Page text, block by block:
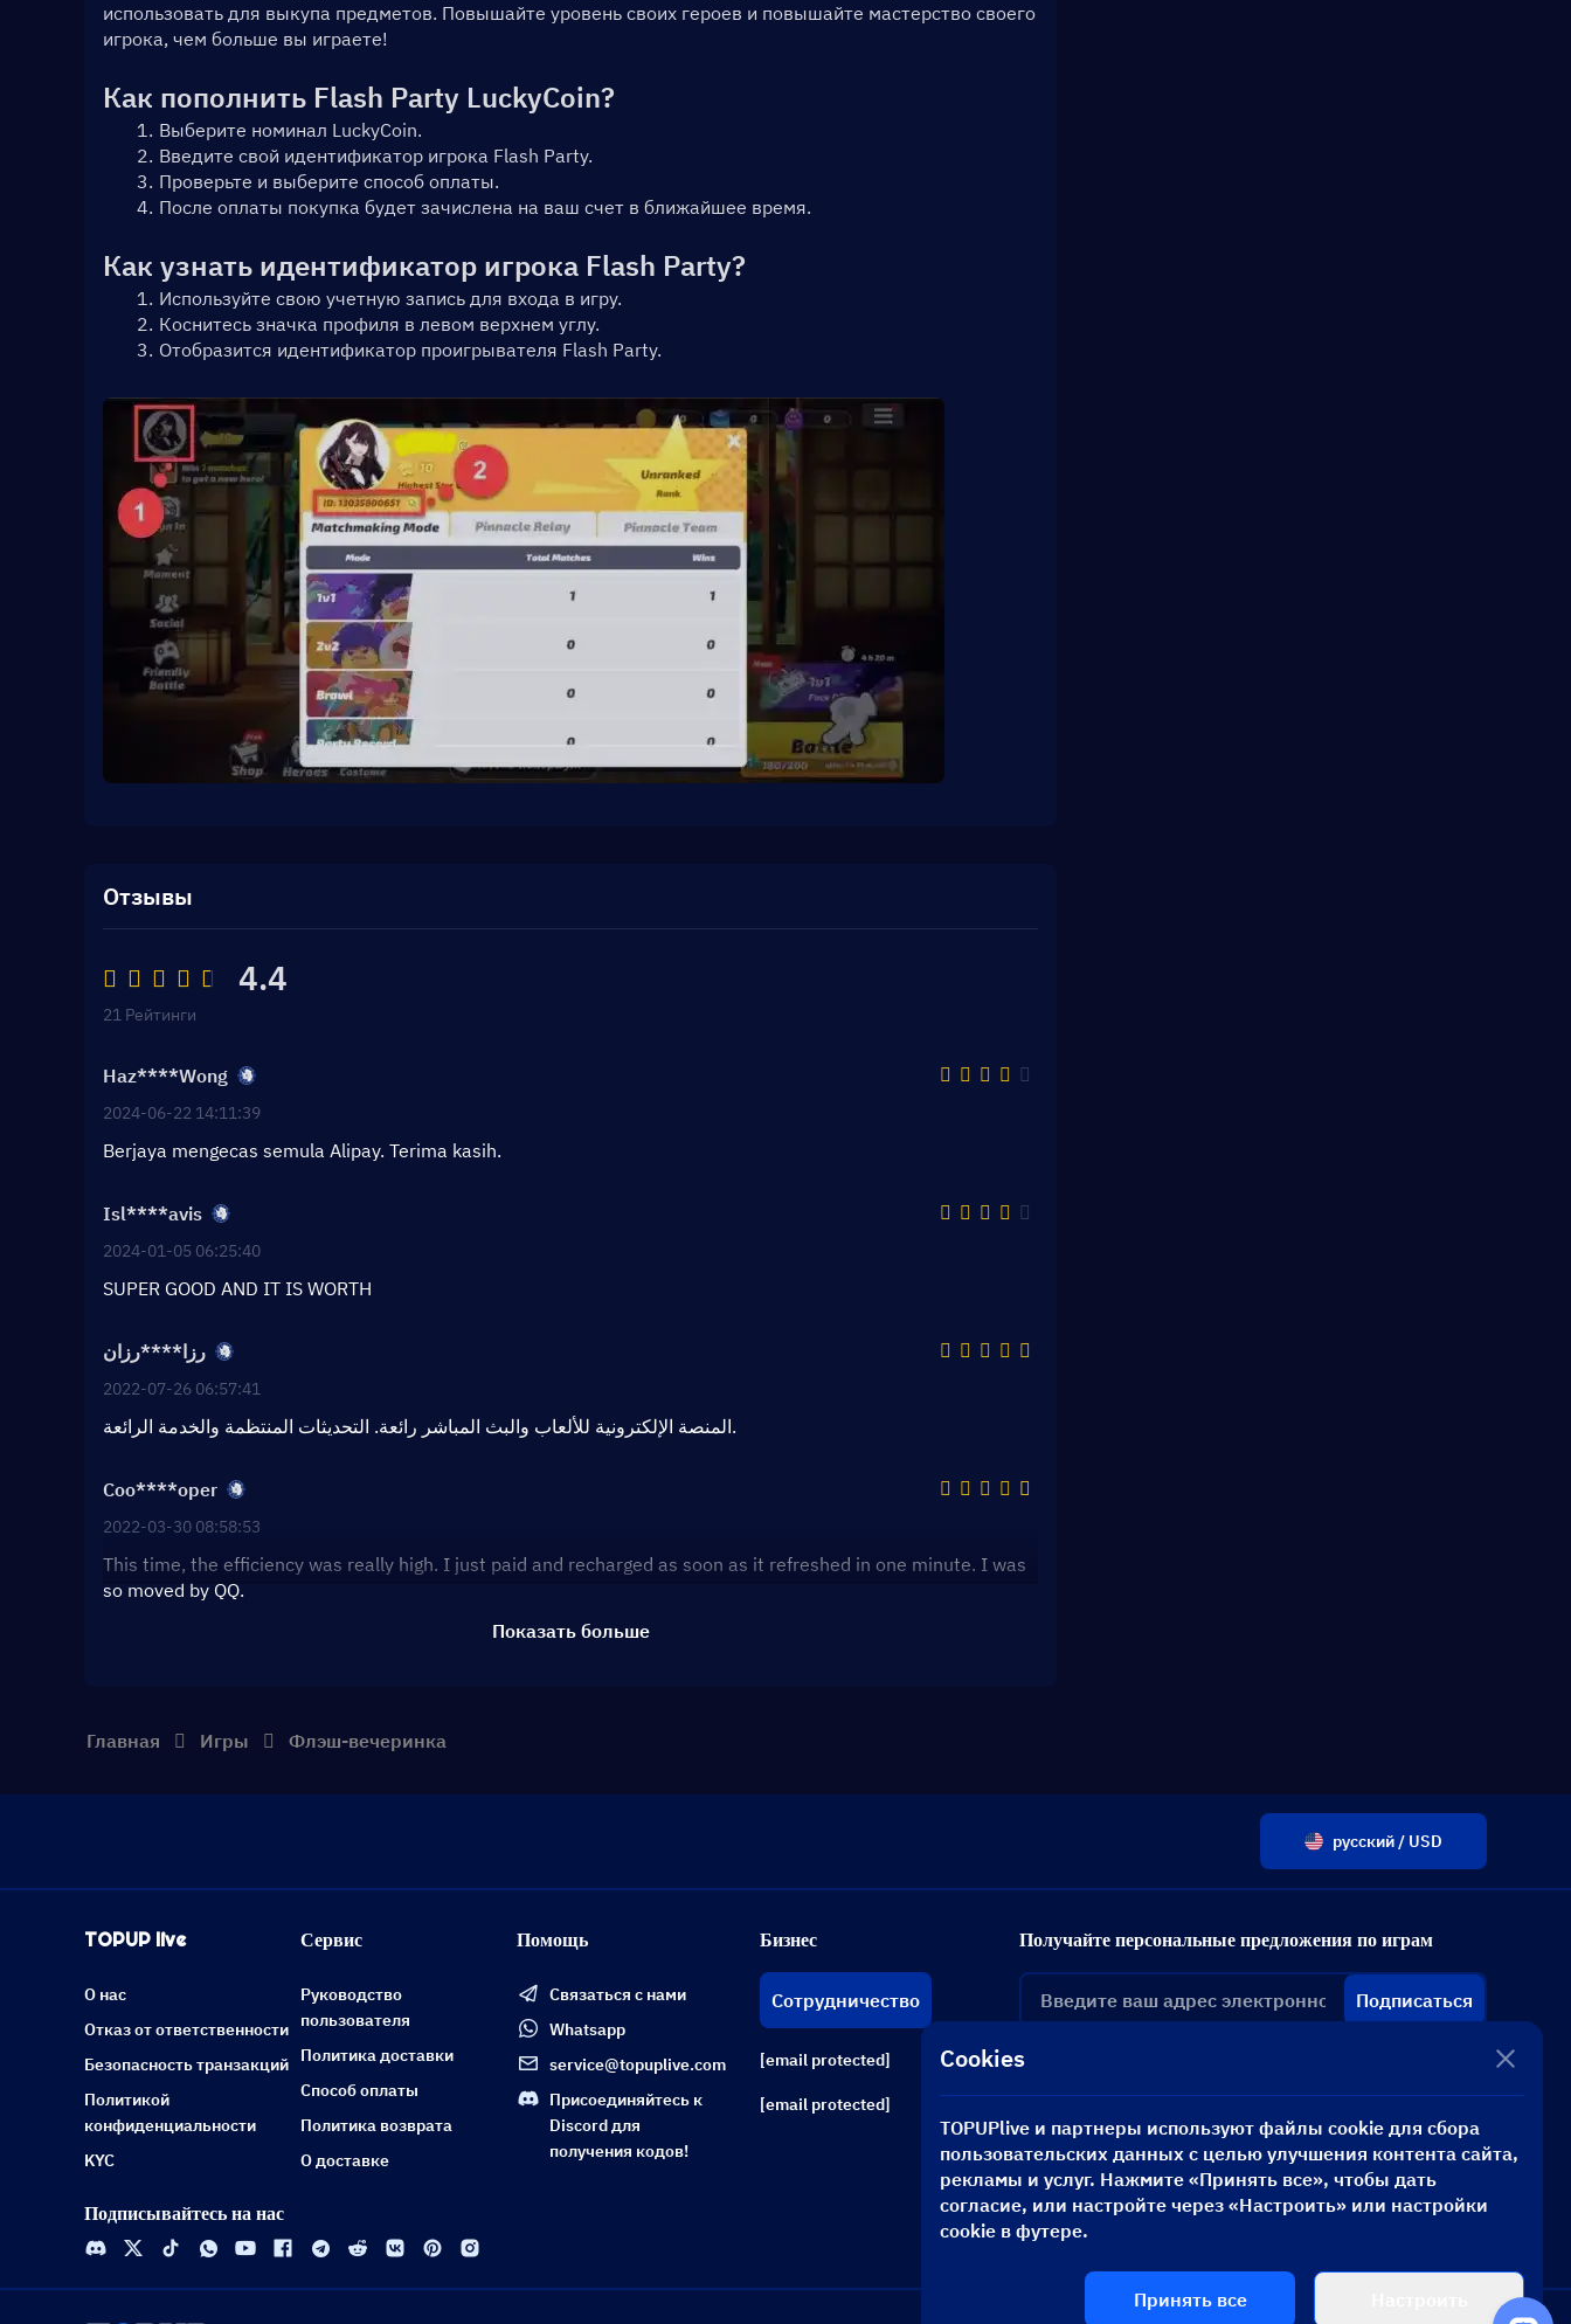
использовать для выкупа предметов. Повышайте уровень своих героев и повышайте мастерство своего
игрока, чем больше вы играете!
Как пополнить Flash Party LuckyCoin?
Выберите номинал LuckyCoin.
Введите свой идентификатор игрока Flash Party.
Проверьте и выберите способ оплаты.
После оплаты покупка будет зачислена на ваш счет в ближайшее время.
Как узнать идентификатор игрока Flash Party?
Используйте свою учетную запись для входа в игру.
Коснитесь значка профиля в левом верхнем углу.
Отобразится идентификатор проигрывателя Flash Party.
Отзывы
4.4
21 Рейтинги
Haz****Wong
2024-06-22 14:11:39
Berjaya mengecas semula Alipay. Terima kasih.
Isl****avis
2024-01-05 06:25:40
SUPER GOOD AND IT IS WORTH
رزا****رزان
2022-07-26 06:57:41
المنصة الإلكترونية للألعاب والبث المباشر رائعة. التحديثات المنتظمة والخدمة الرائعة.
Coo****oper
2022-03-30 08:58:53
This time, the efficiency was really high. I just paid and recharged as soon as it refreshed in one minute. I was
so moved by QQ.
Показать больше
Главная Игры Флэш-вечеринка
русский / USD
TOPUP live
О нас
Отказ от ответственности
Безопасность транзакций
Политикой
конфиденциальности
KYC
Сервис
Руководство
пользователя
Политика доставки
Способ оплаты
Политика возврата
О доставке
Помощь
Связаться с нами
Whatsapp
service@topuplive.com
Присоединяйтесь к
Discord для
получения кодов!
Бизнес
Сотрудничество
[email protected]
[email protected]
Получайте персональные предложения по играм
Подписаться
Подписывайтесь на нас
Cookies
TOPUPlive и партнеры используют файлы cookie для сбора
пользовательских данных с целью улучшения контента сайта,
рекламы и услуг. Нажмите «Принять все», чтобы дать
согласие, или настройте через «Настроить» или настройки
cookie в футере.
Принять все